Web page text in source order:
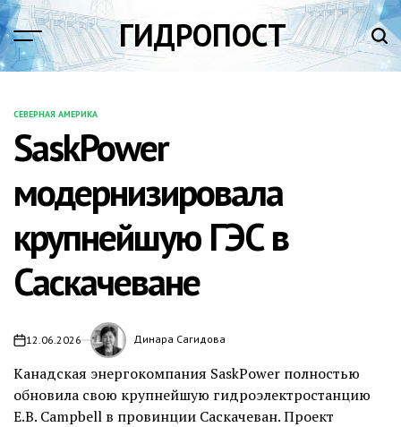
Перейти
к
содержимому
ГИДРОПОСТ
ОПУБЛИКОВАНО
СЕВЕРНАЯ АМЕРИКА
SaskPower
модернизировала
крупнейшую ГЭС в
Саскачеване
12.06.2026 Динара Сагидова
Канадская энергокомпания SaskPower полностью
обновила свою крупнейшую гидроэлектростанцию
E.B. Campbell в провинции Саскачеван. Проект